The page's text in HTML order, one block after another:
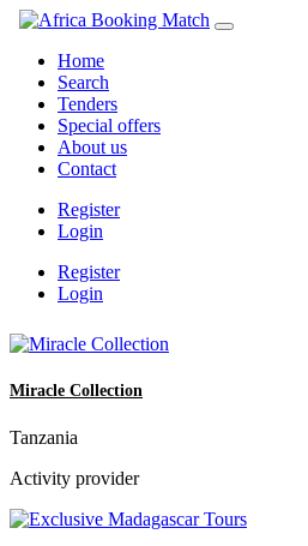
Home
Search
Tenders
Special offers
About us
Contact
Register
Login
Register
Login
Miracle Collection
Tanzania
Activity provider